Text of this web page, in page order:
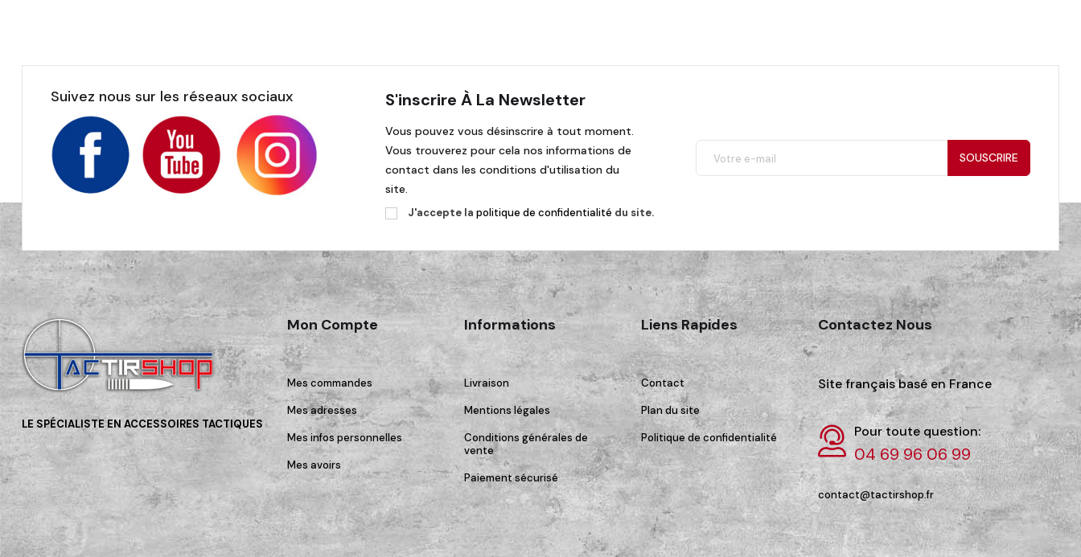
Suivez nous sur les réseaux sociaux S'inscrire À La Newsletter
Vous pouvez vous désinscrire à tout moment.
Vous trouverez pour cela nos informations de
contact dans les conditions d'utilisation du
site.
J'accepte la politique de confidentialité du site.
SOUSCRIRE
LE SPÉCIALISTE EN ACCESSOIRES TACTIQUES
Mon Compte
Mes commandes
Mes adresses
Mes infos personnelles
Mes avoirs
Informations
Livraison
Mentions légales
Conditions générales de
vente
Paiement sécurisé
Liens Rapides
Contact
Plan du site
Politique de confidentialité
Contactez Nous
Site français basé en France
Pour toute question:
04 69 96 06 99
contact@tactirshop.fr